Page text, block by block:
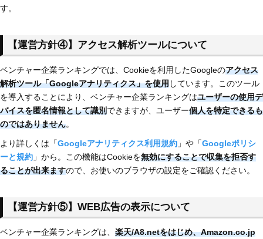
す。
【運営方針④】アクセス解析ツールについて
ベンチャー企業ランキングでは、Cookieを利用したGoogleのアクセス
解析ツール「Googleアナリティクス」を使用しています。このツール
を導入することにより、ベンチャー企業ランキングはユーザーの使用デ
バイスを匿名情報として識別できますが、ユーザー個人を特定できるも
のではありません。
より詳しくは「Googleアナリティクス利用規約 」や「Googleポリシ
ーと規約 」から。この機能はCookieを無効にすることで収集を拒否す
ることが出来ますので、お使いのブラウザの設定をご確認ください。
【運営方針⑤】WEB広告の表示について
ベンチャー企業ランキングは、 楽天/A8.netをはじめ、Amazon.co.jp